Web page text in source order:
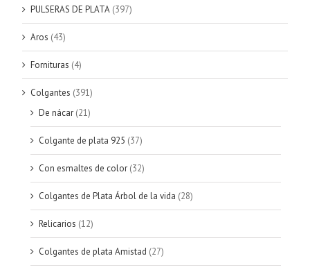
PULSERAS DE PLATA (397)
Aros (43)
Fornituras (4)
Colgantes (391)
De nácar (21)
Colgante de plata 925 (37)
Con esmaltes de color (32)
Colgantes de Plata Árbol de la vida (28)
Relicarios (12)
Colgantes de plata Amistad (27)